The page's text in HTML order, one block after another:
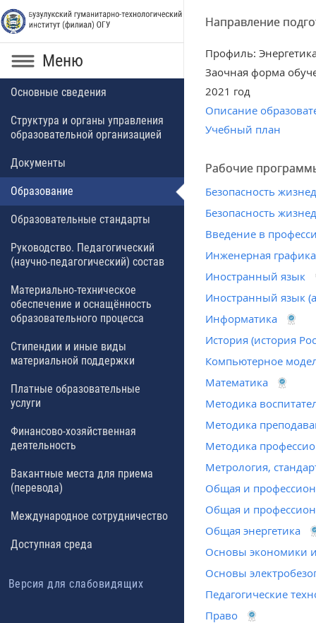
Направление
Профиль:
Заочная форма
2021 год
Описание
Учебный план
Рабочие
Безопасность
Безопасность
Введение в
Инженерная
Иностранный язык
Иностранный язык
Информатика
История (история
Компьютерное
Математика
Методика
Методика
Методика
Метрология,
Общая и
Общая и
Общая энергетика
Основы экономики
Основы
Педагогические
Право
Меню
Основные сведения
Структура и органы управления
образовательной организацией
Документы
Образование
Образовательные стандарты
Руководство. Педагогический
(научно-педагогический) состав
Материально-техническое
обеспечение и оснащённость
образовательного процесса
Стипендии и иные виды
материальной поддержки
Платные образовательные
услуги
Финансово-хозяйственная
деятельность
Вакантные места для приема
(перевода)
Международное сотрудничество
Доступная среда
Версия для слабовидящих